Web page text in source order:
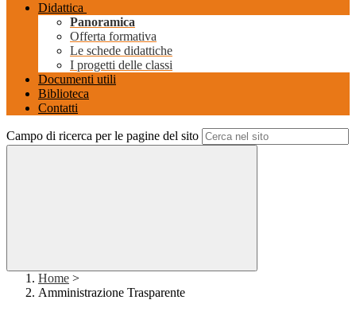
Didattica
Panoramica
Offerta formativa
Le schede didattiche
I progetti delle classi
Documenti utili
Biblioteca
Contatti
Campo di ricerca per le pagine del sito
Home >
Amministrazione Trasparente